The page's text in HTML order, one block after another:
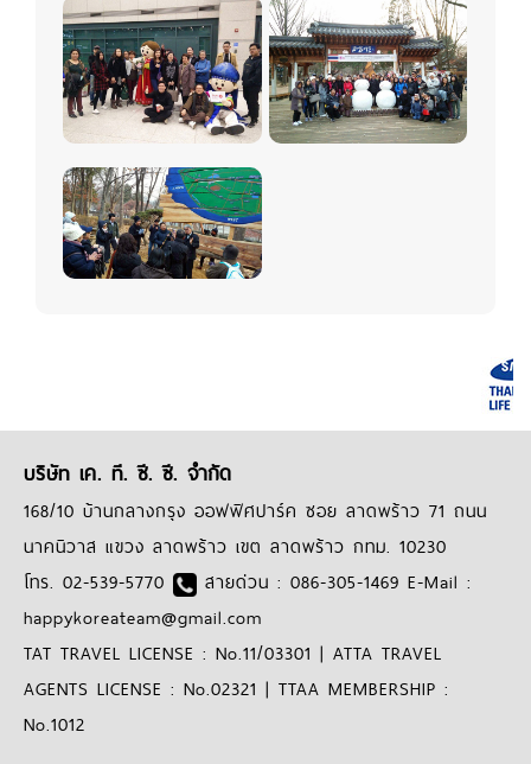
บริษัท เค. ที. ซี. ซี. จำกัด
168/10 บ้านกลางกรุง ออฟฟิศปาร์ค ซอย ลาดพร้าว 71 ถนน
นาคนิวาส แขวง ลาดพร้าว เขต ลาดพร้าว กทม. 10230
โทร. 02-539-5770
สายด่วน : 086-305-1469 E-Mail :
happykoreateam@gmail.com
TAT TRAVEL LICENSE : No.11/03301 | ATTA TRAVEL
AGENTS LICENSE : No.02321 | TTAA MEMBERSHIP :
No.1012